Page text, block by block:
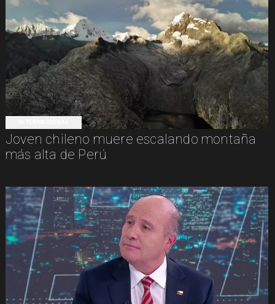
Joven chileno muere escalando montaña
más alta de Perú